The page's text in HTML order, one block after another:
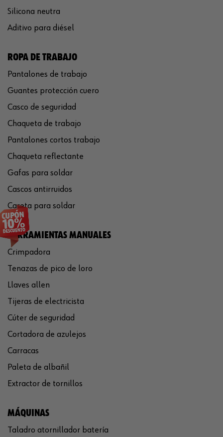
Silicona neutra
Aditivo para diésel
ROPA DE TRABAJO
Pantalones de trabajo
Guantes protección cuero
Casco de seguridad
Chaqueta de trabajo
Pantalones cortos trabajo
Chaqueta reflectante
Gafas para soldar
Cascos antirruidos
Careta para soldar
HERRAMIENTAS MANUALES
Crimpadora
Tenazas de pico de loro
Llaves allen
Tijeras de electricista
Cúter de seguridad
Cortadora de azulejos
Carracas
Paleta de albañil
Extractor de tornillos
MÁQUINAS
Taladro atornillador batería